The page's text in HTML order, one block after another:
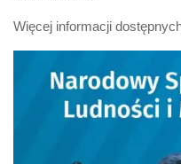
Więcej informacji